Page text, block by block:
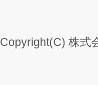
Copyright(C) 株式